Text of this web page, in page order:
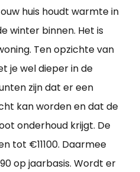
huis houdt warmte in
winter binnen. Het is
Ten opzichte van
je wel dieper in de
zijn dat er een
kan worden en dat de
onderhoud krijgt. De
tot €11100. Daarmee
op jaarbasis. Wordt er